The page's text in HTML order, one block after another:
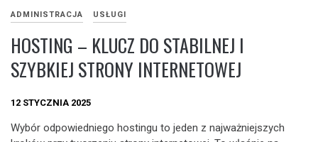
ADMINISTRACJA USŁUGI
HOSTING – KLUCZ DO STABILNEJ I
SZYBKIEJ STRONY INTERNETOWEJ
12 STYCZNIA 2025
Wybór odpowiedniego hostingu to jeden z najważniejszych